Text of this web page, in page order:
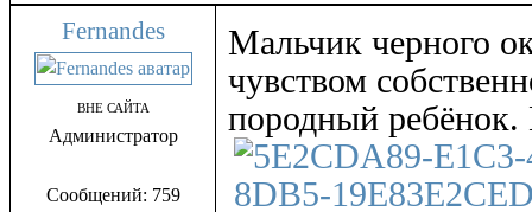
Fernandes
ВНЕ САЙТА
Администратор
Сообщений: 759
Мальчик черного
чувством
породный ребёнок.